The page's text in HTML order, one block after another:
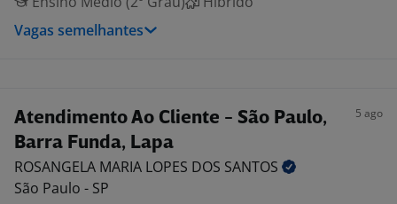
Vagas semelhantes
Atendimento Ao Cliente - São Paulo,
Barra Funda, Lapa
5 ago
ROSANGELA MARIA LOPES DOS SANTOS
São Paulo - SP